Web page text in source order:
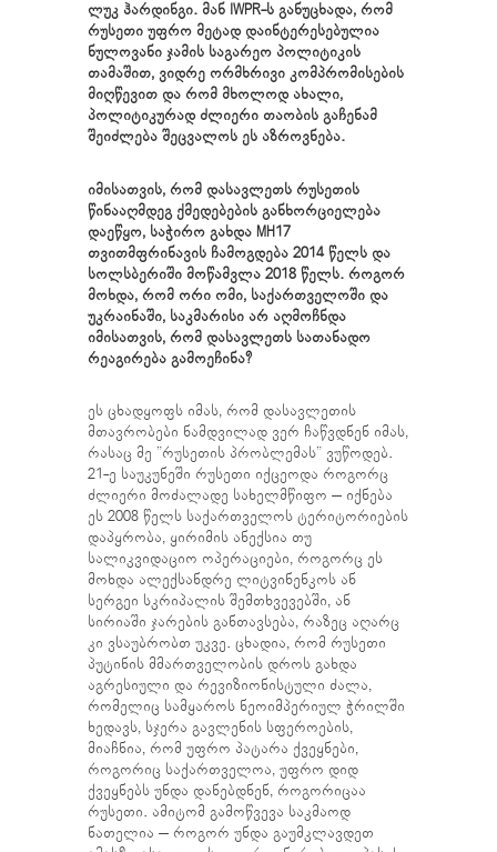
ლუკ ჰარდინგი. მან IWPR-ს განუცხადა, რომ
რუსეთი უფრო მეტად დაინტერესებულია
ნულოვანი ჯამის საგარეო პოლიტიკის
თამაშით, ვიდრე ორმხრივი კომპრომისების
მიღწევით და რომ მხოლოდ ახალი,
პოლიტიკურად ძლიერი თაობის გაჩენამ
შეიძლება შეცვალოს ეს აზროვნება.
იმისათვის, რომ დასავლეთს რუსეთის
წინააღმდეგ ქმედებების განხორციელება
დაეწყო, საჭირო გახდა MH17
თვითმფრინავის ჩამოგდება 2014 წელს და
სოლსბერიში მოწამვლა 2018 წელს. როგორ
მოხდა, რომ ორი ომი, საქართველოში და
უკრაინაში, საკმარისი არ აღმოჩნდა
იმისათვის, რომ დასავლეთს სათანადო
რეაგირება გამოეჩინა?
ეს ცხადყოფს იმას, რომ დასავლეთის
მთავრობები ნამდვილად ვერ ჩაწვდნენ იმას,
რასაც მე ”რუსეთის პრობლემას” ვუწოდებ.
21-ე საუკუნეში რუსეთი იქცეოდა როგორც
ძლიერი მოძალადე სახელმწიფო – იქნება
ეს 2008 წელს საქართველოს ტერიტორიების
დაპყრობა, ყირიმის ანექსია თუ
სალიკვიდაციო ოპერაციები, როგორც ეს
მოხდა ალექსანდრე ლიტვინენკოს ან
სერგეი სკრიპალის შემთხვევებში, ან
სირიაში ჯარების განთავსება, რაზეც აღარც
კი ვსაუბრობთ უკვე. ცხადია, რომ რუსეთი
პუტინის მმართველობის დროს გახდა
აგრესიული და რევიზიონისტული ძალა,
რომელიც სამყაროს ნეოიმპერიულ ჭრილში
ხედავს, სჯერა გავლენის სფეროების,
მიაჩნია, რომ უფრო პატარა ქვეყნები,
როგორიც საქართველოა, უფრო დიდ
ქვეყნებს უნდა დანებდნენ, როგორიცაა
რუსეთი. ამიტომ გამოწვევა საკმაოდ
ნათელია – როგორ უნდა გაუმკლავდეთ